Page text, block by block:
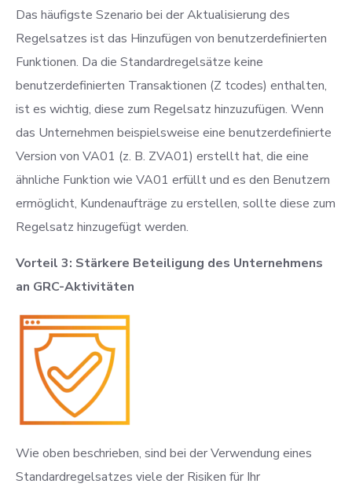
Das häufigste Szenario bei der Aktualisierung des
Regelsatzes ist das Hinzufügen von benutzerdefinierten
Funktionen. Da die Standardregelsätze keine
benutzerdefinierten Transaktionen (Z tcodes) enthalten,
ist es wichtig, diese zum Regelsatz hinzuzufügen. Wenn
das Unternehmen beispielsweise eine benutzerdefinierte
Version von VA01 (z. B. ZVA01) erstellt hat, die eine
ähnliche Funktion wie VA01 erfüllt und es den Benutzern
ermöglicht, Kundenaufträge zu erstellen, sollte diese zum
Regelsatz hinzugefügt werden.
Vorteil 3: Stärkere Beteiligung des Unternehmens
an GRC-Aktivitäten
Wie oben beschrieben, sind bei der Verwendung eines
Standardregelsatzes viele der Risiken für Ihr